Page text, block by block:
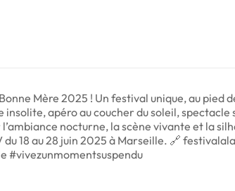
Mère 2025 ! Un festival unique, au pied
apéro au coucher du soleil, spectacle
nocturne, la scène vivante et la
du 18 au 28 juin 2025 à Marseille. 🔗
#vivezunmomentsuspendu